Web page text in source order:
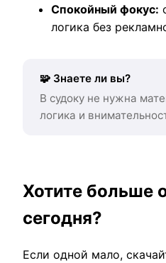
Спокойный фокус:
логика без
🧩 Знаете ли вы?
В судоку не нужна
логика и
Хотите больше
сегодня?
Если одной мало,